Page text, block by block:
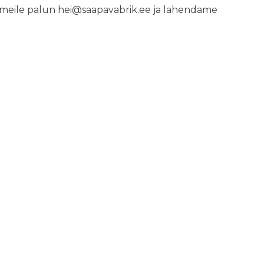
palun hei@saapavabrik.ee ja lahendame